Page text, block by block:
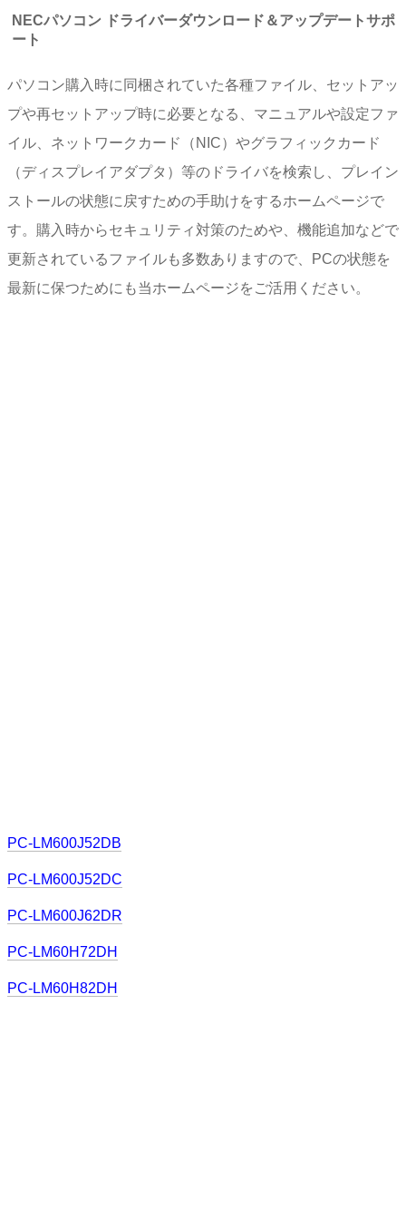
NECパソコン ドライバーダウンロード＆アップデートサポ
ート
パソコン購入時に同梱されていた各種ファイル、セットアッ
プや再セットアップ時に必要となる、マニュアルや設定ファ
イル、ネットワークカード（NIC）やグラフィックカード
（ディスプレイアダプタ）等のドライバを検索し、プレイン
ストールの状態に戻すための手助けをするホームページで
す。購入時からセキュリティ対策のためや、機能追加などで
更新されているファイルも多数ありますので、PCの状態を
最新に保つためにも当ホームページをご活用ください。
PC-LM600J52DB
PC-LM600J52DC
PC-LM600J62DR
PC-LM60H72DH
PC-LM60H82DH